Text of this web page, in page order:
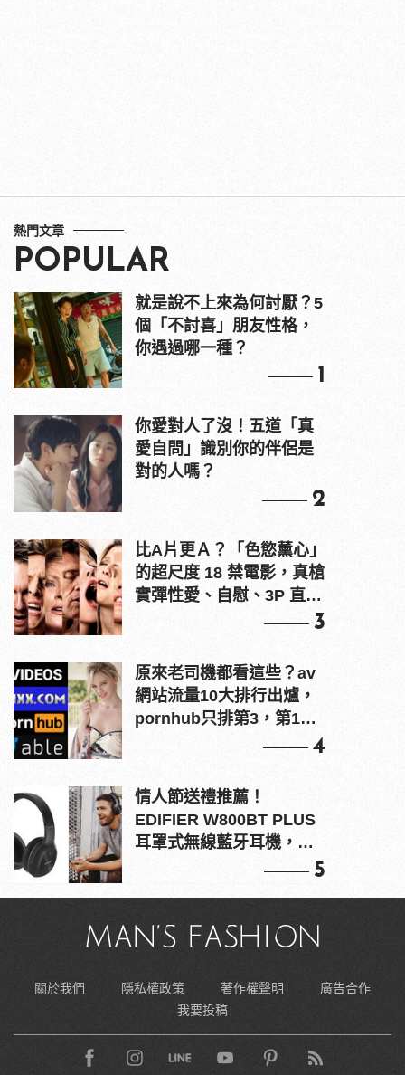
熱門文章
POPULAR
就是說不上來為何討厭？5
個「不討喜」朋友性格，
你遇過哪一種？
1
你愛對人了沒！五道「真
愛自問」識別你的伴侶是
對的人嗎？
2
比A片更Ａ？「色慾薰心」
的超尺度 18 禁電影，真槍
實彈性愛、自慰、3P 直接
3
原來老司機都看這些？av
網站流量10大排行出爐，
pornhub只排第3，第1名
4
情人節送禮推薦！
EDIFIER W800BT PLUS
耳罩式無線藍牙耳機，在
5
關於我們 隱私權政策 著作權聲明
廣告合作
我要投稿